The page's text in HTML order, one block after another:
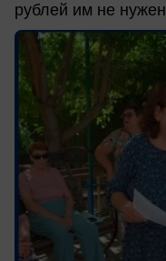
рублей им не нужен